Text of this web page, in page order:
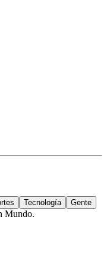
Tecnología Gente
Mundo.